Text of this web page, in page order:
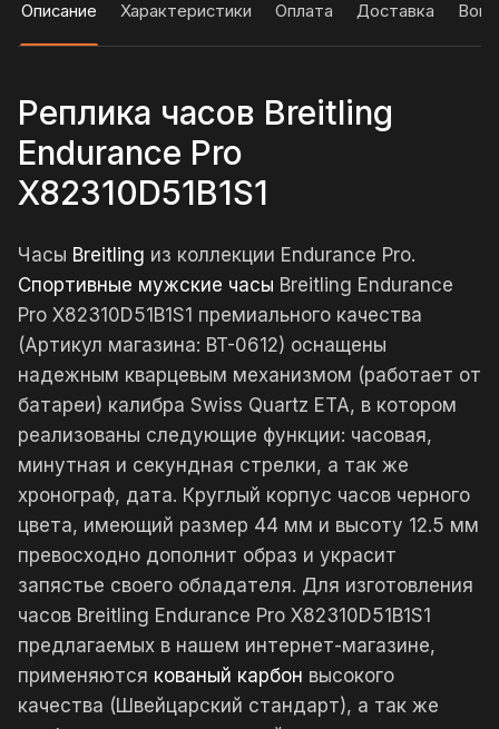
Описание Характеристики Оплата Доставка
Реплика часов Breitling
Endurance Pro
X82310D51B1S1
Часы Breitling из коллекции Endurance Pro.
Спортивные мужские часы Breitling Endurance
Pro X82310D51B1S1 премиального качества
(Артикул магазина: BT-0612) оснащены
надежным кварцевым механизмом (работает от
батареи) калибра Swiss Quartz ETA, в котором
реализованы следующие функции: часовая,
минутная и секундная стрелки, а так же
хронограф, дата. Круглый корпус часов черного
цвета, имеющий размер 44 мм и высоту 12.5 мм
превосходно дополнит образ и украсит
запястье своего обладателя. Для изготовления
часов Breitling Endurance Pro X82310D51B1S1
предлагаемых в нашем интернет-магазине,
применяются кованый карбон высокого
качества (Швейцарский стандарт), а так же